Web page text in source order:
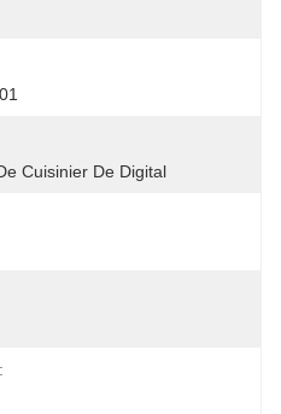
Cuisinier De Digital